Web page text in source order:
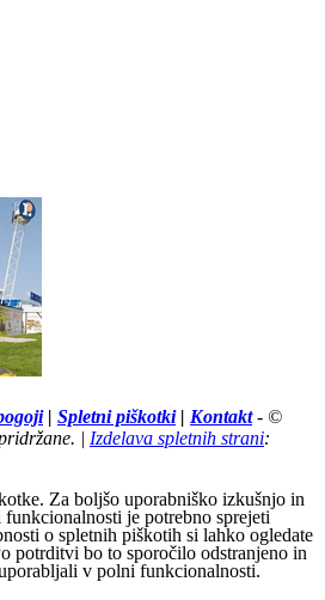
| Spletni piškotki| Kontakt- ©
| Izdelava spletnih strani:
Za boljšo uporabniško izkušnjo in
je potrebno sprejeti
o spletnih piškotih si lahko ogledate
potrditvi bo to sporočilo odstranjeno in
v polni funkcionalnosti.